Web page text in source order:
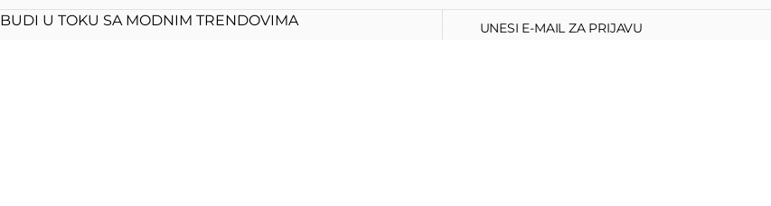
BUDI U TOKU SA MODNIM TRENDOVIMA